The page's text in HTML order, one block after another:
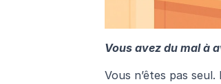
Vous avez du mal à
Vous n’êtes pas